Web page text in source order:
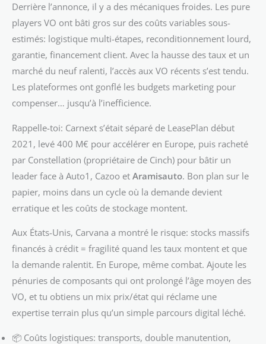
Derrière l’annonce, il y a des mécaniques froides. Les pure
players VO ont bâti gros sur des coûts variables sous-
estimés: logistique multi-étapes, reconditionnement lourd,
garantie, financement client. Avec la hausse des taux et un
marché du neuf ralenti, l’accès aux VO récents s’est tendu.
Les plateformes ont gonflé les budgets marketing pour
compenser… jusqu’à l’inefficience.
Rappelle-toi: Carnext s’était séparé de LeasePlan début
2021, levé 400 M€ pour accélérer en Europe, puis racheté
par Constellation (propriétaire de Cinch) pour bâtir un
leader face à Auto1, Cazoo et Aramisauto. Bon plan sur le
papier, moins dans un cycle où la demande devient
erratique et les coûts de stockage montent.
Aux États-Unis, Carvana a montré le risque: stocks massifs
financés à crédit = fragilité quand les taux montent et que
la demande ralentit. En Europe, même combat. Ajoute les
pénuries de composants qui ont prolongé l’âge moyen des
VO, et tu obtiens un mix prix/état qui réclame une
expertise terrain plus qu’un simple parcours digital léché.
📦 Coûts logistiques: transports, double manutention,